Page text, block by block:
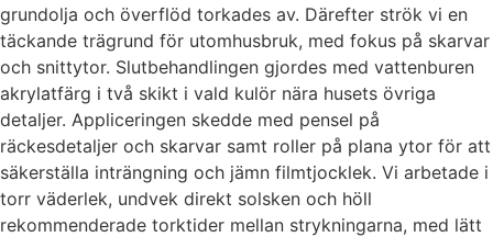
grundolja och överflöd torkades av. Därefter strök vi en
täckande trägrund för utomhusbruk, med fokus på skarvar
och snittytor. Slutbehandlingen gjordes med vattenburen
akrylatfärg i två skikt i vald kulör nära husets övriga
detaljer. Appliceringen skedde med pensel på
räckesdetaljer och skarvar samt roller på plana ytor för att
säkerställa inträngning och jämn filmtjocklek. Vi arbetade i
torr väderlek, undvek direkt solsken och höll
rekommenderade torktider mellan strykningarna, med lätt